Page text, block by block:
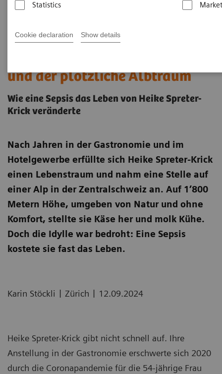
Statistics
Cookie declaration Show details
und der plötzliche Albtraum
Wie eine Sepsis das Leben von Heike Spreter-
Krick veränderte
Nach Jahren in der Gastronomie und im
Hotelgewerbe erfüllte sich Heike Spreter-Krick
einen Lebenstraum und nahm eine Stelle auf
einer Alp in der Zentralschweiz an. Auf 1’800
Metern Höhe, umgeben von Natur und ohne
Komfort, stellte sie Käse her und molk Kühe.
Doch die Idylle war bedroht: Eine Sepsis
kostete sie fast das Leben.
Karin Stöckli | Zürich | 12.09.2024
Heike Spreter-Krick gibt nicht schnell auf. Ihre
Anstellung in der Gastronomie erschwerte sich 2020
durch die Coronapandemie für die 54-jährige Frau